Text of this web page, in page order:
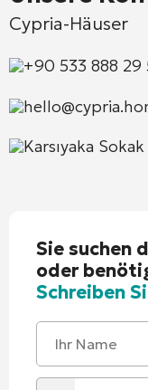
Cypria-Häuser
+90 533 888 29
Karsıyaka
Sie suchen
oder
Schreiben